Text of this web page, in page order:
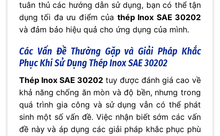
tuân thủ các hướng dẫn sử dụng, bạn có thể tận
dụng tối đa ưu điểm của thép Inox SAE 30202
và đảm bảo hiệu quả cho ứng dụng của mình.
Các Vấn Đề Thường Gặp và Giải Pháp Khắc
Phục Khi Sử Dụng Thép Inox SAE 30202
Thép Inox SAE 30202 tuy được đánh giá cao về
khả năng chống ăn mòn và độ bền, nhưng trong
quá trình gia công và sử dụng vẫn có thể phát
sinh một số vấn đề. Việc nhận biết sớm các vấn
đề này và áp dụng các giải pháp khắc phục phù